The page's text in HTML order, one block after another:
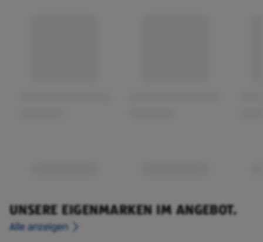
UNSERE EIGENMARKEN IM ANGEBOT.
Alle anzeigen